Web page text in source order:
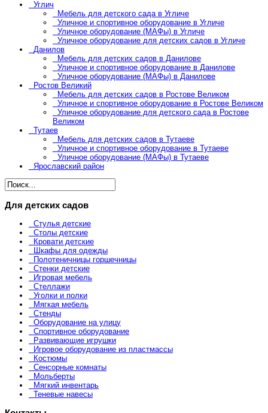
Углич
Мебель для детского сада в Угличе
Уличное и спортивное оборудование в Угличе
Уличное оборудование (МАФы) в Угличе
Уличное оборудование для детских садов в Угличе
Данилов
Мебель для детских садов в Данилове
Уличное и спортивное оборудование в Данилове
Уличное оборудование (МАФы) в Данилове
Ростов Великий
Мебель для детских садов в Ростове Великом
Уличное и спортивное оборудование в Ростове Великом
Уличное оборудование для детского сада в Ростове
Великом
Тутаев
Мебель для детских садов в Тутаеве
Уличное и спортивное оборудование в Тутаеве
Уличное оборудование (МАФы) в Тутаеве
Ярославский район
Для детских садов
Стулья детские
Столы детские
Кровати детские
Шкафы для одежды
Полотеничницы горшечницы
Стенки детские
Игровая мебель
Стеллажи
Уголки и полки
Мягкая мебель
Стенды
Оборудование на улицу
Спортивное оборудование
Развивающие игрушки
Игровое оборудование из пластмассы
Костюмы
Сенсорные комнаты
Мольберты
Мягкий инвентарь
Теневые навесы